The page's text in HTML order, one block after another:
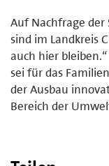
Auf Nachfrage der
sind im Landkreis
auch hier
sei für das
der Ausbau
Bereich der